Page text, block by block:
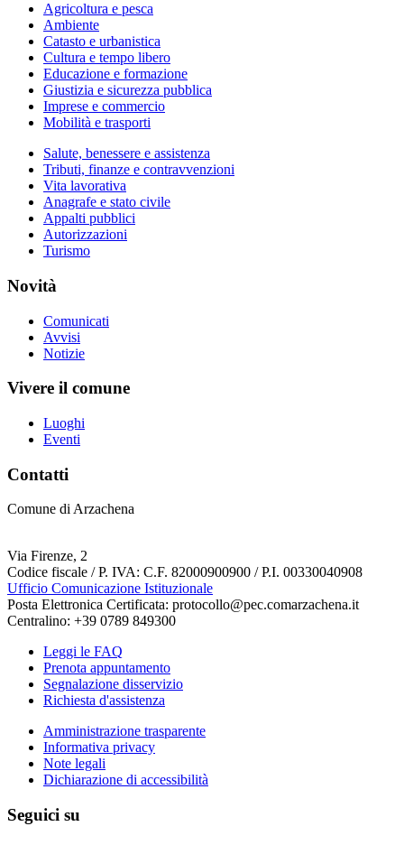
Agricoltura e pesca
Ambiente
Catasto e urbanistica
Cultura e tempo libero
Educazione e formazione
Giustizia e sicurezza pubblica
Imprese e commercio
Mobilità e trasporti
Salute, benessere e assistenza
Tributi, finanze e contravvenzioni
Vita lavorativa
Anagrafe e stato civile
Appalti pubblici
Autorizzazioni
Turismo
Novità
Comunicati
Avvisi
Notizie
Vivere il comune
Luoghi
Eventi
Contatti
Comune di Arzachena
Via Firenze, 2
Codice fiscale / P. IVA: C.F. 82000900900 / P.I. 00330040908
Ufficio Comunicazione Istituzionale
Posta Elettronica Certificata: protocollo@pec.comarzachena.it
Centralino: +39 0789 849300
Leggi le FAQ
Prenota appuntamento
Segnalazione disservizio
Richiesta d'assistenza
Amministrazione trasparente
Informativa privacy
Note legali
Dichiarazione di accessibilità
Seguici su